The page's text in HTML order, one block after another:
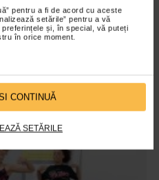
pentru a fi de acord cu aceste
setările” pentru a vă
și, în special, vă puteți
în orice moment.
CONTINUĂ
SETĂRILE